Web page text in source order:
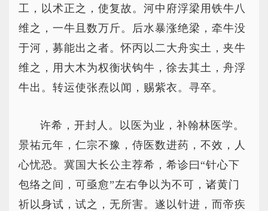
工，以术正之，使复故。河中府浮梁用铁牛八
维之，一牛且数万斤。后水暴涨绝梁，牵牛没
于河，募能出之者。怀丙以二大舟实土，夹牛
维之，用大木为权衡状钩牛，徐去其土，舟浮
牛出。转运使张焘以闻，赐紫衣。寻卒。
许希，开封人。以医为业，补翰林医学。
景祐元年，仁宗不豫，侍医数进药，不效，人
心忧恐。冀国大长公主荐希，希诊曰“针心下
包络之间，可亟愈”左右争以为不可，诸黄门
祈以身试，试之，无所害。遂以针进，而帝疾